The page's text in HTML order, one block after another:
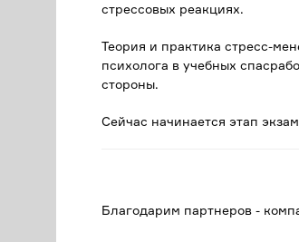
стрессовых реакциях.
Теория и практика стресс-
психолога в учебных
стороны.
Сейчас начинается этап
Благодарим партнеров -